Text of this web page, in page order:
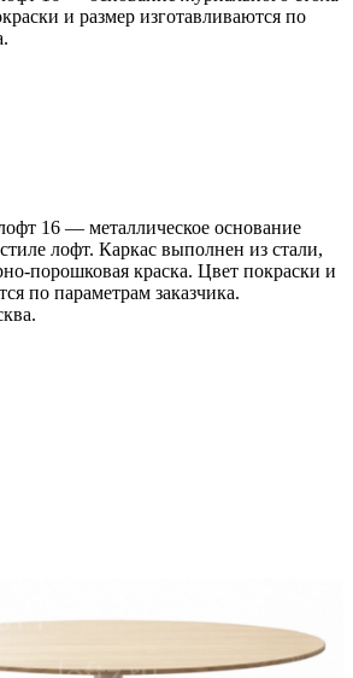
и размер изготавливаются по
16 — металлическое основание
лофт. Каркас выполнен из стали,
порошковая краска. Цвет покраски и
по параметрам заказчика.